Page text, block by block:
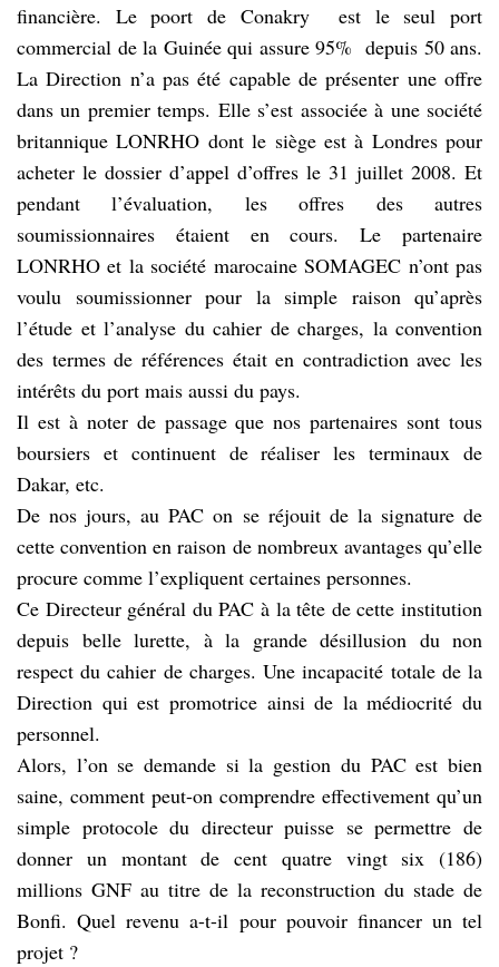
financière. Le poort de Conakry est le seul port
commercial de la Guinée qui assure 95% depuis 50 ans.
La Direction n’a pas été capable de présenter une offre
dans un premier temps. Elle s’est associée à une société
britannique LONRHO dont le siège est à Londres pour
acheter le dossier d’appel d’offres le 31 juillet 2008. Et
pendant l’évaluation, les offres des autres
soumissionnaires étaient en cours. Le partenaire
LONRHO et la société marocaine SOMAGEC n’ont pas
voulu soumissionner pour la simple raison qu’après
l’étude et l’analyse du cahier de charges, la convention
des termes de références était en contradiction avec les
intérêts du port mais aussi du pays.
Il est à noter de passage que nos partenaires sont tous
boursiers et continuent de réaliser les terminaux de
Dakar, etc.
De nos jours, au PAC on se réjouit de la signature de
cette convention en raison de nombreux avantages qu’elle
procure comme l’expliquent certaines personnes.
Ce Directeur général du PAC à la tête de cette institution
depuis belle lurette, à la grande désillusion du non
respect du cahier de charges. Une incapacité totale de la
Direction qui est promotrice ainsi de la médiocrité du
personnel.
Alors, l’on se demande si la gestion du PAC est bien
saine, comment peut-on comprendre effectivement qu’un
simple protocole du directeur puisse se permettre de
donner un montant de cent quatre vingt six (186)
millions GNF au titre de la reconstruction du stade de
Bonfi. Quel revenu a-t-il pour pouvoir financer un tel
projet ?